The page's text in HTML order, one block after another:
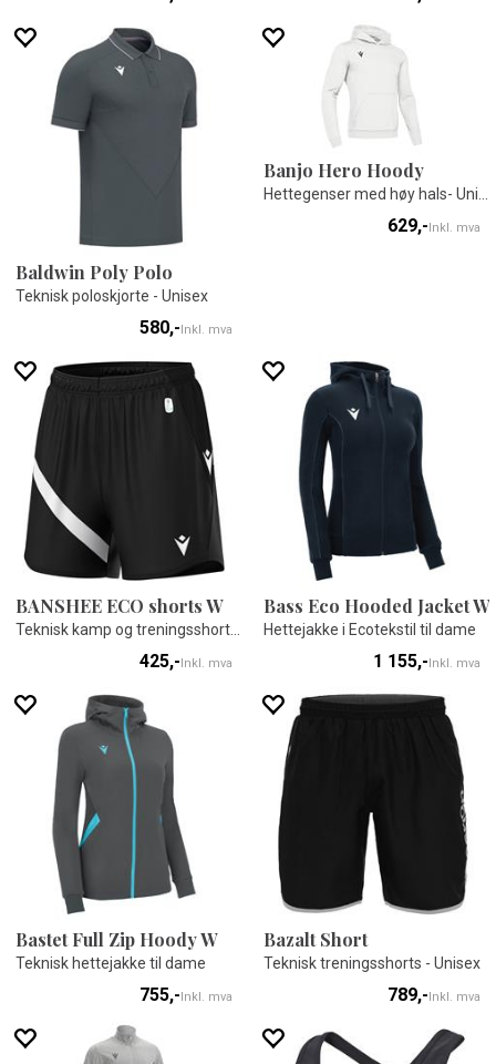
Baldwin Poly Polo
Teknisk poloskjorte - Unisex
580,-Inkl. mva
Banjo Hero Hoody
629,-Inkl. mva
BANSHEE ECO shorts W
425,-Inkl. mva
Bass Eco Hooded Jacket W
Hettejakke i Ecotekstil til dame
1 155,-Inkl. mva
Bastet Full Zip Hoody W
Teknisk hettejakke til dame
755,-Inkl. mva
Bazalt Short
Teknisk treningsshorts - Unisex
789,-Inkl. mva